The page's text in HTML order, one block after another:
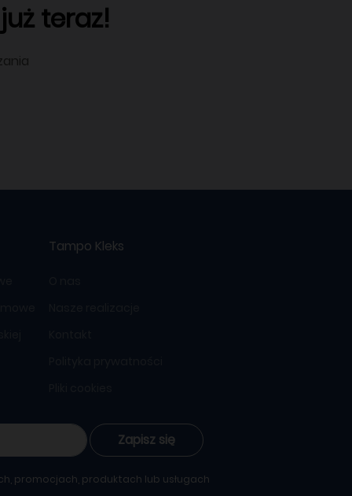
teraz!
Tampo Kleks
Zapisz się
promocjach, produktach lub usługach